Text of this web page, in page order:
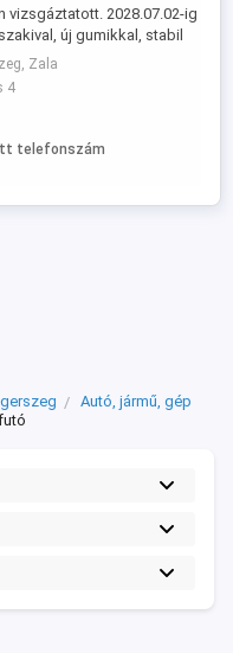
vizsgáztatott. 2028.07.02-ig
új gumikkal, stabil
felépítménnyel egy 320kg-
210.E Ft. Érd. tel.
Zala
4
telefonszám
Autó, jármű, gép